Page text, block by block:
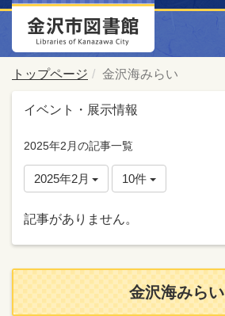
トップページ 金沢海みらい
イベント・展示情報
2025年2月の記事一覧
2025年2月 10件
記事がありません。
金沢海みらい